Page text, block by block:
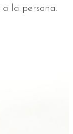
la persona.